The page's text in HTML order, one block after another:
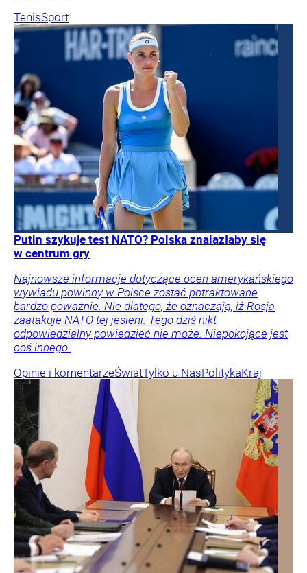
TenisSport
Putin szykuje test NATO? Polska znalazłaby się
w centrum gry
Najnowsze informacje dotyczące ocen amerykańskiego
wywiadu powinny w Polsce zostać potraktowane
bardzo poważnie. Nie dlatego, że oznaczają, iż Rosja
zaatakuje NATO tej jesieni. Tego dziś nikt
odpowiedzialny powiedzieć nie może. Niepokojące jest
coś innego.
Opinie i komentarzeŚwiatTylko u NasPolitykaKraj